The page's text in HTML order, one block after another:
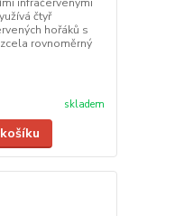
čtyř
hořáků s
rovnoměrný
skladem